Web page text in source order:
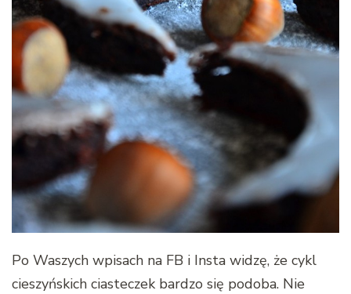
Po Waszych wpisach na FB i Insta widzę, że cykl
cieszyńskich ciasteczek bardzo się podoba. Nie